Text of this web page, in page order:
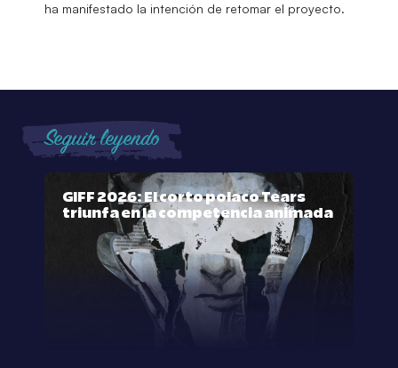
ha manifestado la intención de retomar el proyecto.
Seguir leyendo
GIFF 2026: El corto polaco Tears
triunfa en la competencia animada